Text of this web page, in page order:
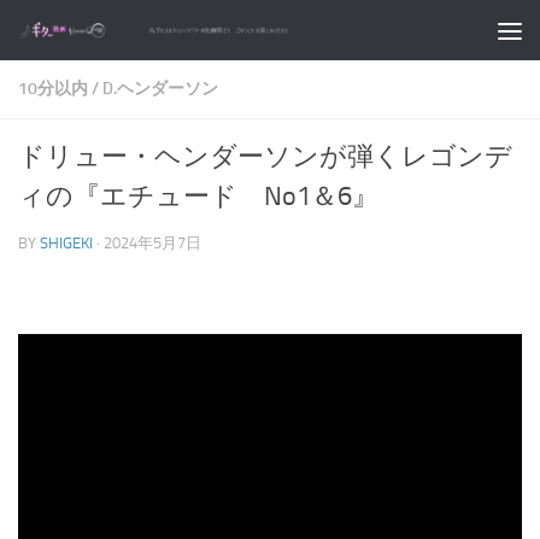
コンテンツへスキップ
10分以内 / D.ヘンダーソン
ドリュー・ヘンダーソンが弾くレゴンデ
ィの『エチュード No1＆6』
BY SHIGEKI · 2024年5月7日